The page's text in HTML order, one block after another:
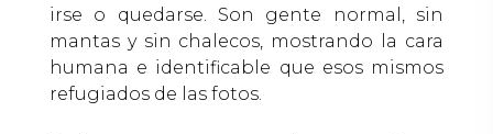
irse o quedarse. Son gente normal, sin
mantas y sin chalecos, mostrando la cara
humana e identificable que esos mismos
refugiados de las fotos.